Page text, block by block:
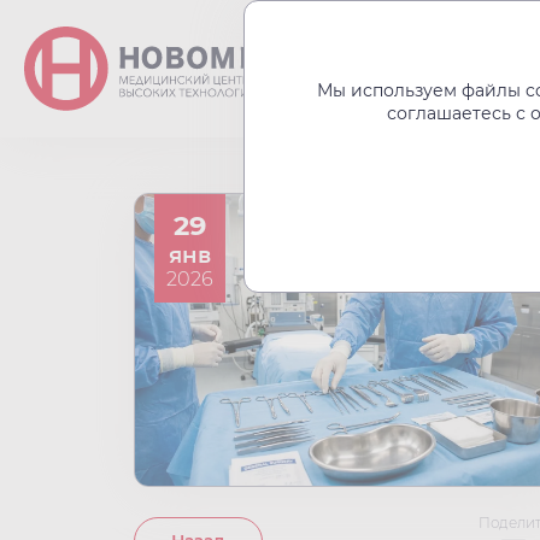
29
янв
2026
Мы используем файлы
соглашаетесь с